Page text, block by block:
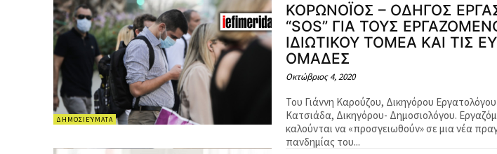
ΔΗΜΟΣΙΕΎΜΑΤΑ
ΚΟΡΩΝΟΪΟΣ – ΟΔΗΓΟΣ
“SOS” ΓΙΑ ΤΟΥΣ
ΙΔΙΩΤΙΚΟΥ ΤΟΜΕΑ ΚΑΙ ΤΙΣ
ΟΜΑΔΕΣ
Οκτώβριος 4, 2020
Του Γιάννη Καρούζου, Δικηγόρου
Κατσιάδα, Δικηγόρου- Δημοσιολόγου.
καλούνται να «προσγειωθούν» σε μια νέα
πανδημίας του...